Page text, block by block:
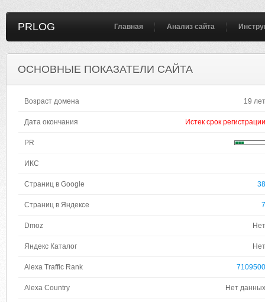
PRLOG Главная Анализ сайта
ОСНОВНЫЕ ПОКАЗАТЕЛИ САЙТА
Возраст домена 19 лет
Дата окончания Истек срок регистрации
PR
ИКС
Страниц в Google 38
Страниц в Яндексе 7
Dmoz Нет
Яндекс Каталог Нет
Alexa Traffic Rank 7109500
Alexa Country Нет данных